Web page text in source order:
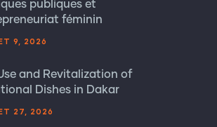
publiques et
féminin
9, 2026
and Revitalization of
Dishes in Dakar
27, 2026